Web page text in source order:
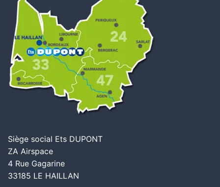
Siège social Ets DUPONT
ZA Airspace
4 Rue Gagarine
33185 LE HAILLAN